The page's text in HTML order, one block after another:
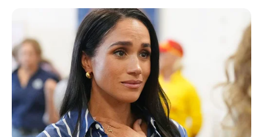
adicionais de caráter individual e das vantagens pessoais
Art. 4º. Os agentes comunitários de saúde e os agentes de
combate às endemias, vinculados a regime próprio de previdência
social, que tenham ingressado no serviço público em cargo efetivo
até a data de entrada em vigor desta Emenda Constitucional, ou
em virtude do disposto nesta Emenda Constitucional, poderão
aposentar-se voluntariamente quando preencherem,
cumulativamente, os seguintes requisitos: